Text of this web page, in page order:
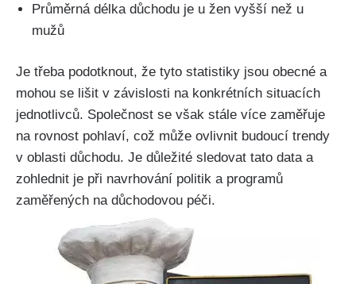
Průměrná délka důchodu je u žen vyšší než u
mužů
Je třeba podotknout, že tyto statistiky jsou obecné a
mohou se lišit v závislosti na konkrétních situacích
jednotlivců. Společnost se však stále více zaměřuje
na rovnost pohlaví, což může ovlivnit budoucí trendy
v oblasti důchodu. Je důležité sledovat tato data a
zohlednit je při navrhování politik a programů
zaměřených na důchodovou péči.